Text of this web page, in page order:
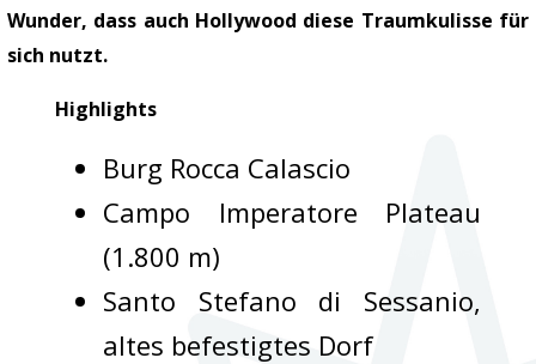
Wunder, dass auch Hollywood diese Traumkulisse für
sich nutzt.
Highlights
Burg Rocca Calascio
Campo Imperatore Plateau
(1.800 m)
Santo Stefano di Sessanio,
altes befestigtes Dorf